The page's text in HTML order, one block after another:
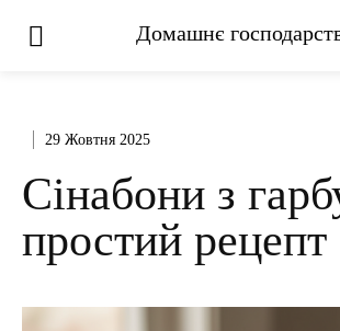
Домашнє
29 Жовтня 2025
Сінабони з
простий рецепт